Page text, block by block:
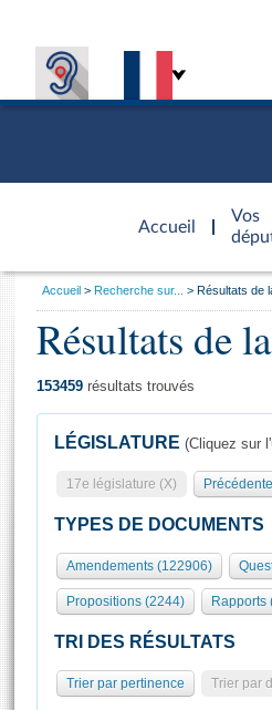
Accueil
d'accueil
Vos
Présidence
577 députés
Groupes politiques
Séance publique
Commissions et autres
Europe et International
Pétitions
Général
Rôle et pouvoirs de
Organisation de
Présidence Conférence des
Statistiques et chiffres clés
Visiter l'Assemblée
Visite virtuelle du palais
Assister à une séance
Vous
Accueil Recherche sur... Résultats de
Résultats de
153459 résultats trouvés
LÉGISLATURE (Cliquez sur
17e législature (X)
TYPES DE DOCUMENTS
Amendements (122906)
Propositions (2244) Rapports
TRI DES RÉSULTATS
Trier par pertinence Trier par